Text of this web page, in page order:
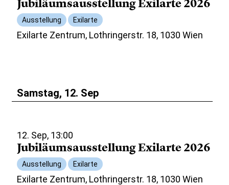
Jubiläumsausstellung Exilarte 2026
Ausstellung Exilarte
Exilarte Zentrum, Lothringerstr. 18, 1030 Wien
Samstag, 12. Sep
12. Sep, 13:00
Jubiläumsausstellung Exilarte 2026
Ausstellung Exilarte
Exilarte Zentrum, Lothringerstr. 18, 1030 Wien